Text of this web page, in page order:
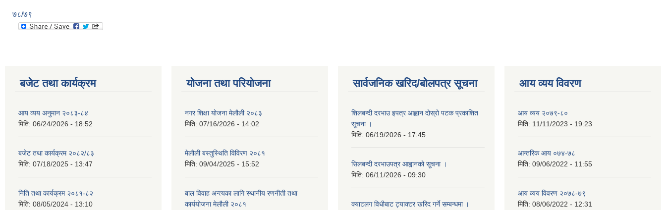
७८/७९
बजेट तथा कार्यक्रम
आय व्यय अनुमान २०८३-८४
मिति: 06/24/2026 - 18:52
बजेट तथा कार्यक्रम २०८२/८३
मिति: 07/18/2025 - 13:47
निति तथा कार्यक्रम २०८१-८२
मिति: 08/05/2024 - 13:10
योजना तथा परियोजना
नगर शिक्षा योजना मेलौली २०८३
मिति: 07/16/2026 - 14:02
मेलौली बस्तुस्थिति विविरण २०८१
मिति: 09/04/2025 - 15:52
बाल विवाह अन्त्यका लागि स्थानीय रणनीती तथा
कार्ययोजना मेलौली २०८१
सार्वजनिक खरिद/बोलपत्र सूचना
शिलबन्दी दरभाउ इपत्र आह्वान दोस्रो पटक प्रकाशित
सूचना ।
मिति: 06/19/2026 - 17:45
सिलबन्दी दरभाउपत्र आह्वानको सूचना ।
मिति: 06/11/2026 - 09:30
क्याटलग विधीबाट ट्याक्टर खरिद गर्ने सम्बन्धमा ।
आय व्यय विवरण
आय व्यय २०७९-८०
मिति: 11/11/2023 - 19:23
आन्तरिक आय ०७४-७८
मिति: 09/06/2022 - 11:55
आय व्यय विवरण २०७८-७९
मिति: 08/06/2022 - 12:31